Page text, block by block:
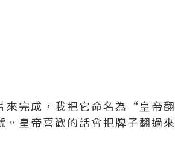
來完成，我把它命名為“皇帝
皇帝喜歡的話會把牌子翻過